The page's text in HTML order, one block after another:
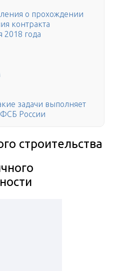
о прохождении
контракта
2018 года
задачи выполняет
России
строительства